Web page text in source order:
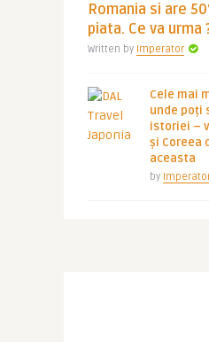
Romania si are
piata. Ce va urma
Written by Imperator
Cele mai
unde poți
istoriei –
și Coreea
aceasta
by